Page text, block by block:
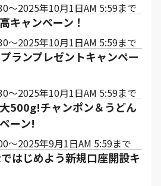
～2025年10月1日AM 5:59まで
キャンペーン！
～2025年10月1日AM 5:59まで
ランプレゼントキャンペー
～2025年10月1日AM 5:59まで
500g!チャンポン＆うどん
ーン!
～2025年9月1日AM 5:59まで
はじめよう新規口座開設キ